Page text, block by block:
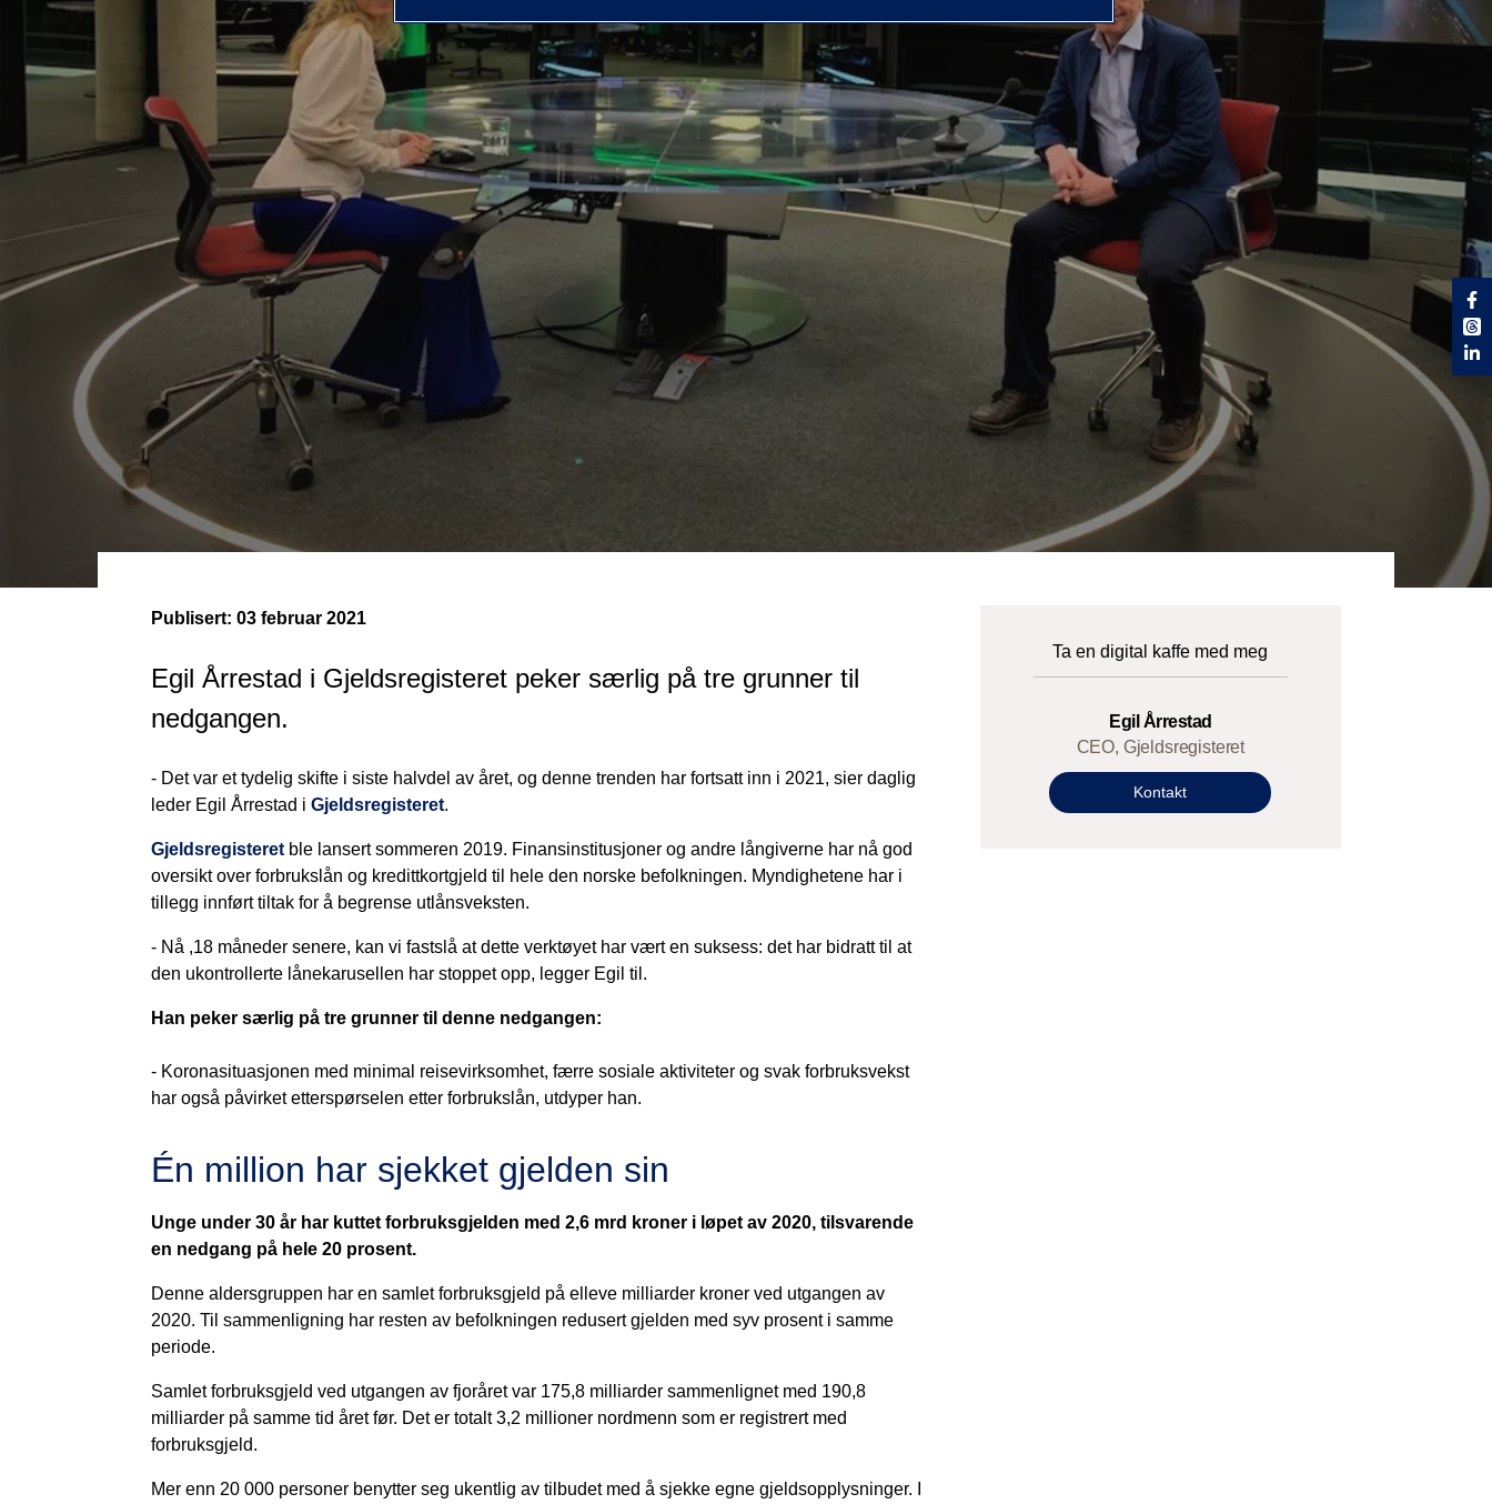
Publisert: 03 februar 2021
Egil Årrestad i Gjeldsregisteret peker særlig på tre grunner til
nedgangen.
- Det var et tydelig skifte i siste halvdel av året, og denne trenden har fortsatt inn i 2021, sier daglig
leder Egil Årrestad i Gjeldsregisteret.
Gjeldsregisteret ble lansert sommeren 2019. Finansinstitusjoner og andre långiverne har nå god
oversikt over forbrukslån og kredittkortgjeld til hele den norske befolkningen. Myndighetene har i
tillegg innført tiltak for å begrense utlånsveksten.
- Nå ,18 måneder senere, kan vi fastslå at dette verktøyet har vært en suksess: det har bidratt til at
den ukontrollerte lånekarusellen har stoppet opp, legger Egil til.
Han peker særlig på tre grunner til denne nedgangen:
- Koronasituasjonen med minimal reisevirksomhet, færre sosiale aktiviteter og svak forbruksvekst
har også påvirket etterspørselen etter forbrukslån, utdyper han.
Én million har sjekket gjelden sin
Unge under 30 år har kuttet forbruksgjelden med 2,6 mrd kroner i løpet av 2020, tilsvarende
en nedgang på hele 20 prosent.
Denne aldersgruppen har en samlet forbruksgjeld på elleve milliarder kroner ved utgangen av
2020. Til sammenligning har resten av befolkningen redusert gjelden med syv prosent i samme
periode.
Samlet forbruksgjeld ved utgangen av fjoråret var 175,8 milliarder sammenlignet med 190,8
milliarder på samme tid året før. Det er totalt 3,2 millioner nordmenn som er registrert med
forbruksgjeld.
Mer enn 20 000 personer benytter seg ukentlig av tilbudet med å sjekke egne gjeldsopplysninger. I
Ta en digital kaffe med meg
Egil Årrestad
CEO, Gjeldsregisteret
Kontakt